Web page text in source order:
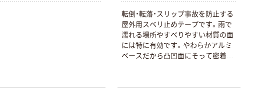
転倒・転落・スリップ事故を防止する
屋外用スベリ止めテープです。雨で
濡れる場所やすべりやすい材質の面
には特に有効です。やわらかアルミ
ベースだから凸凹面にそって密着。
る場所にも使用できます。階段、コン
電池 北欧パッ
ケージ アスク
ルオリジナル
￥140~ （税込）
オリジナル
粉なし（パウダ
￥398~
富士フイルム